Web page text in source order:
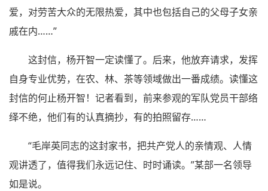
爱，对劳苦大众的无限热爱，其中也包括自己的父母子女亲
戚在内……”
这封信，杨开智一定读懂了。后来，他放弃请求，发挥
自身专业优势，在农、林、茶等领域做出一番成绩。读懂这
封信的何止杨开智！记者看到，前来参观的军队党员干部络
绎不绝，他们有的认真摘抄，有的拍照留存……
“毛岸英同志的这封家书，把共产党人的亲情观、人情
观讲透了，值得我们永远记住、时时诵读。”某部一名领导
如是说。